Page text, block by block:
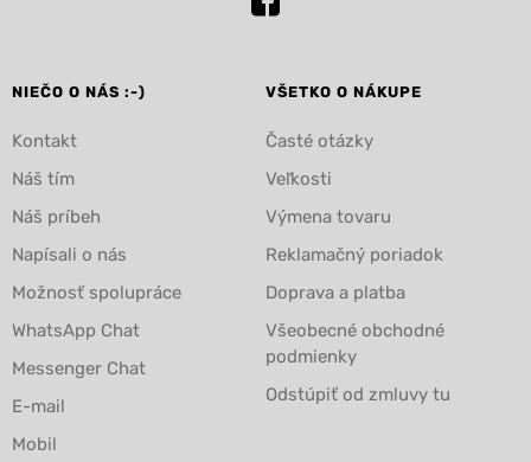
NIEČO O NÁS :-)
Kontakt
Náš tím
Náš príbeh
Napísali o nás
Možnosť spolupráce
WhatsApp Chat
Messenger Chat
E-mail
Mobil
VŠETKO O NÁKUPE
Časté otázky
Veľkosti
Výmena tovaru
Reklamačný poriadok
Doprava a platba
Všeobecné obchodné
podmienky
Odstúpiť od zmluvy tu